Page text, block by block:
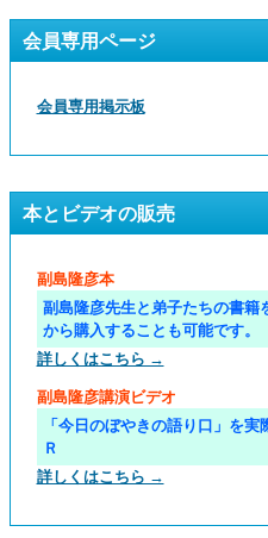
会員専用ページ
会員専用掲示板
本とビデオの販売
副島隆彦本
副島隆彦先生と弟子たちの書籍
から購入することも可能です。
詳しくはこちら →
副島隆彦講演ビデオ
「今日のぼやきの語り口」を
Ｒ
詳しくはこちら →